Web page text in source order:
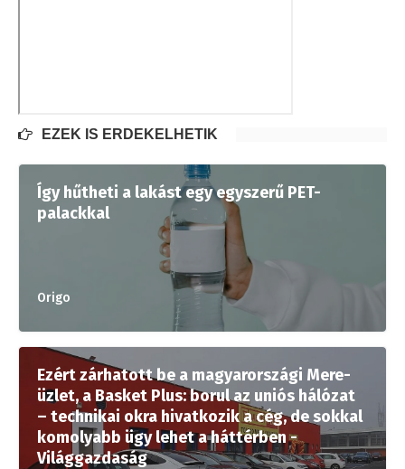
EZEK IS ÉRDEKELHETIK
Így hűtheti a lakást egy egyszerű PET-
palackkal
Origo
Ezért zárhatott be a magyarországi Mere-
üzlet, a Basket Plus: borul az uniós hálózat
– technikai okra hivatkozik a cég, de sokkal
komolyabb ügy lehet a háttérben -
Világgazdaság